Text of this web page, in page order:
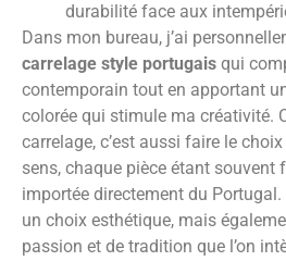
durabilité face aux
Dans mon bureau, j’ai
carrelage style portugais qui
contemporain tout en apportant
colorée qui stimule ma créativité.
carrelage, c’est aussi faire le
sens, chaque pièce étant souvent
importée directement du Portugal.
un choix esthétique, mais
passion et de tradition que l’on